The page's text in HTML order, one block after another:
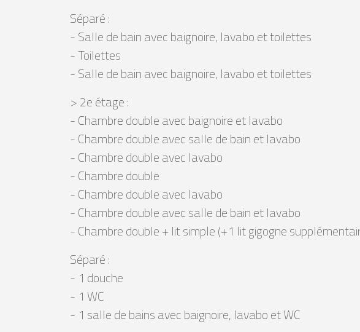
Séparé :
- Salle de bain avec baignoire, lavabo et toilettes
- Toilettes
- Salle de bain avec baignoire, lavabo et toilettes
> 2e étage :
- Chambre double avec baignoire et lavabo
- Chambre double avec salle de bain et lavabo
- Chambre double avec lavabo
- Chambre double
- Chambre double avec lavabo
- Chambre double avec salle de bain et lavabo
- Chambre double + lit simple (+1 lit gigogne
Séparé :
- 1 douche
- 1 WC
- 1 salle de bains avec baignoire, lavabo et WC